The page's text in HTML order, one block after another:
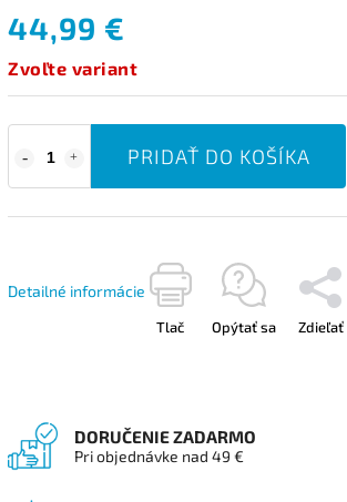
44,99 €
Zvoľte variant
PRIDAŤ DO KOŠÍKA
Detailné informácie
Tlač Opýtať sa Zdieľať
DORUČENIE ZADARMO
Pri objednávke nad 49 €